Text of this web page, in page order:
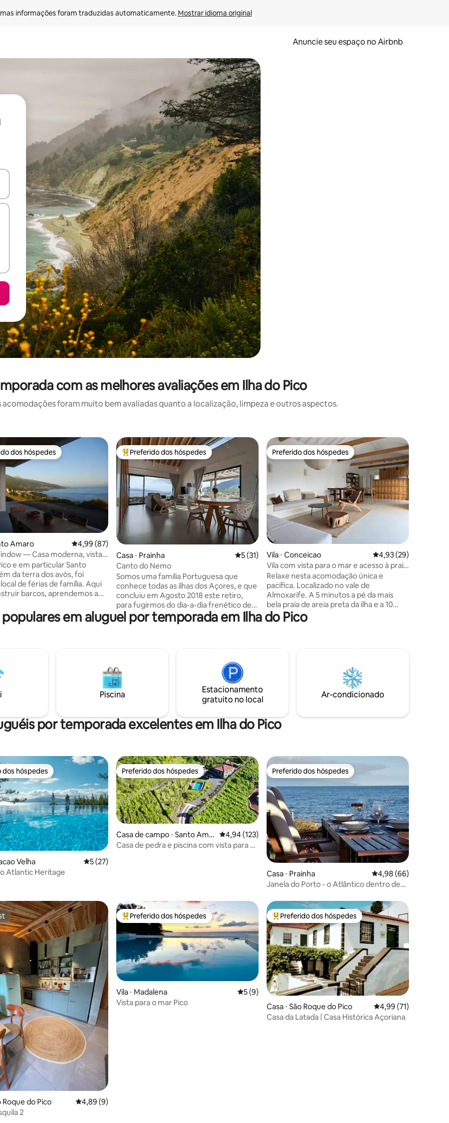
informações foram traduzidas automaticamente. Mostrar idioma original
Anuncie seu espaço no Airbnb
os usando as seta para cima e para baixo do teclado ou tocando e deslizando o dedo na tela.
com as melhores avaliações em Ilha do Pico
acomodações foram muito bem avaliadas quanto a localização, limpeza e outros aspectos.
de 5, 23 avaliações
preferidos dos hóspedes
dos hóspedes
Amaro 4,99 de uma avaliação média de 5, 87 avaliações
4,99 (87)
— Casa moderna, vista
e em particular Santo
da terra dos avós, foi
de férias de família. Aqui
barcos, aprendemos a
ter aqui um espaço onde
revisitar o passado,
e utilização de pedra local,
para tirar partido da
Entre os melhores preferidos dos hóspedes
Preferido dos hóspedes
Casa ⋅ Prainha 5 de uma avaliação média de 5, 31 avaliações
5 (31)
Canto do Nemo
Somos uma familia Portuguesa que
conhece todas as ilhas dos Açores, e que
concluiu em Agosto 2018 este retiro,
para fugirmos do dia-a-dia frenético de
Londres. Até o dia em que poderemos
usufruir deste espaço a tempo inteiro,
e do mar, que nos rodeiam sempre. A
casa está localizada na Prainha, a
freguesia mais bonita da Ilha do Pico, e
próximo da praia, restaurantes,
supermercado e padaria.
Preferido dos hóspedes
Preferido dos hóspedes
Vila ⋅ Conceicao 4,93 de uma
4,93 (29)
Vila com vista para o mar e acesso à praia
a pé
Relaxe nesta acomodação única e
pacífica. Localizado no vale de
Almoxarife. A 5 minutos a pé da mais
bela praia de areia preta da ilha e a 10
minutos da famosa marina da Horta e do
centro histórico de carro.
localizada num vasto pomar, onde,
dependendo da estação, poderá
desfrutar das frutas exóticas. Bares e
restaurantes na parte inferior da rua.
em aluguel por temporada em Ilha do Pico
Piscina
Estacionamento
gratuito no local
Ar-condicionado
por temporada excelentes em Ilha do Pico
de 5, 67 avaliações
dos hóspedes
dos hóspedes
Velha 5 de uma avaliação média de 5, 27 avaliações
5 (27)
Atlantic Heritage
Preferido dos hóspedes
Preferido dos hóspedes
Casa de campo ⋅ Santo Ama
ro - S. Roque do Pico
4,94 de uma avaliação média de 5, 123 avaliações
4,94 (123)
Casa de pedra e piscina com vista para o
Preferido dos hóspedes
Preferido dos hóspedes
Casa ⋅ Prainha 4,98 de uma
4,98 (66)
Janela do Porto - o Atlântico dentro de
de 5, 28 avaliações
Roque do Pico 4,89 de uma avaliação média de 5, 9 avaliações
4,89 (9)
2
Entre os melhores preferidos dos hóspedes
Preferido dos hóspedes
Vila ⋅ Madalena 5 de uma avaliação média de 5, 9 avaliações
5 (9)
Vista para o mar Pico
Entre os melhores preferidos dos hóspedes
Preferido dos hóspedes
Casa ⋅ São Roque do Pico 4,99 de uma
4,99 (71)
Casa da Latada | Casa Histórica Açoriana